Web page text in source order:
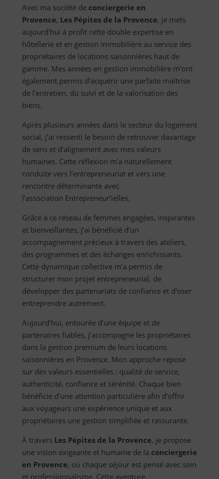
Avec ma société de conciergerie en
Provence, Les Pépites de la Provence, je mets
aujourd’hui à profit cette double expertise en
hôtellerie et en gestion immobilière au service des
propriétaires de locations saisonnières haut de
gamme. Mes années en gestion immobilière m’ont
également permis d’acquérir une parfaite maîtrise
de l’entretien, du suivi et de la valorisation des
biens.
Après plusieurs années dans le secteur du logement
social, j’ai ressenti le besoin de retrouver davantage
de sens et d’alignement avec mes valeurs
humaines. Cette réflexion m’a naturellement
conduite vers l’entrepreneuriat et vers une
rencontre déterminante avec
l’association Entrepreneur’ielles.
Grâce à ce réseau de femmes engagées, inspirantes
et bienveillantes, j’ai bénéficié d’un
accompagnement précieux à travers des ateliers,
des programmes et des échanges enrichissants.
Cette dynamique collective m’a permis de
structurer mon projet entrepreneurial, de
développer des partenariats de confiance et d’oser
entreprendre autrement.
Aujourd’hui, entourée d’une équipe et de
partenaires fiables, j’accompagne les propriétaires
dans la gestion premium de leurs locations
saisonnières en Provence. Mon approche repose
sur des valeurs essentielles : qualité de service,
authenticité, confiance et sérénité. Chaque bien
bénéficie d’une attention particulière afin d’offrir
aux voyageurs une expérience unique et aux
propriétaires une gestion simplifiée et rassurante.
À travers Les Pépites de la Provence, je propose
une vision exigeante et humaine de la conciergerie
en Provence, où chaque séjour est pensé avec soin
et professionnalisme. Cette aventure